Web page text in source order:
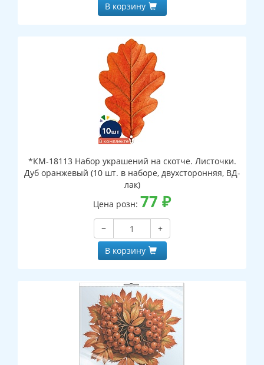
В корзину
*КМ-18113 Набор украшений на скотче. Листочки.
Дуб оранжевый (10 шт. в наборе, двухсторонняя, ВД-
лак)
Цена розн: 77 ₽
−
+
В корзину